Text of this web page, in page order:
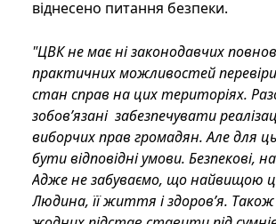
віднесено питання безпеки.
"ЦВК не має ні законодавчих
практичних можливостей
стан справ на цих територіях.
зобов’язані забезпечувати
виборчих прав громадян. Але для
бути відповідні умови. Безпекові,
Адже не забуваємо, що найвищою
Людина, її життя і здоров’я.